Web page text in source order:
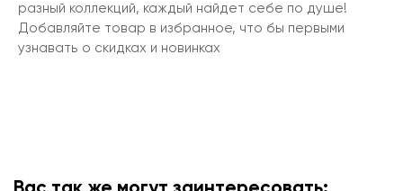
разный коллекций, каждый найдет себе по душе!
Добавляйте товар в избранное, что бы первыми
узнавать о скидках и новинках